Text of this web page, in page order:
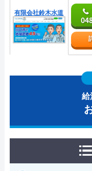
有限会社鈴木水道
給